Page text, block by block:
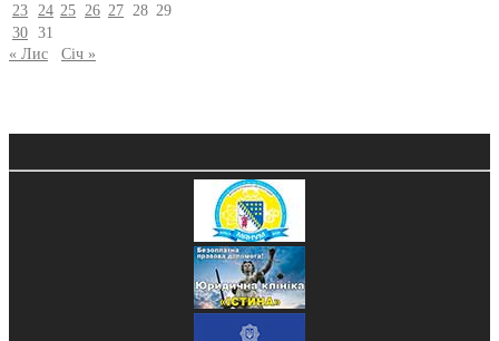
23
24 25 26 27 28 29
30 31
« Лис
Січ »